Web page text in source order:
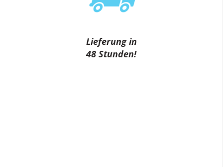
Lieferung in
48 Stunden!